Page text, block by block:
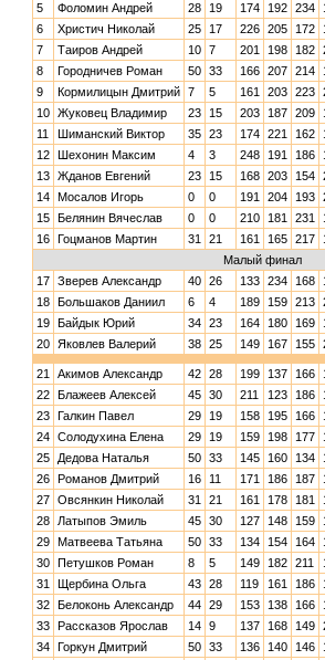
5
Фоломин Андрей 28 19 174 192 234
6
Христич Николай 25 17 226 205 172
7
Таиров Андрей 10 7 201 198 182
8
Городничев Роман 50 33 166 207 214
9
Кормилицын Дмитрий 7 5 161 203 223
10
Жуковец Владимир 23 15 203 187 209
11
Шиманский Виктор 35 23 174 221 162
12
Шехонин Максим 4 3 248 191 186
13
Жданов Евгений 23 15 168 203 154
14
Мосалов Игорь 0 0 191 204 193
15
Белянин Вячеслав 0 0 210 181 231
16
Гоцманов Мартин 31 21 161 165 217
Малый финал
17
Зверев Александр 40 26 133 234 168
18
Большаков Даниил 6 4 189 159 213
19
Байдык Юрий 34 23 164 180 169
20
Яковлев Валерий 38 25 149 167 155
21 Акимов Александр 42 28 199 137 166
22
Блажеев Алексей 45 30 211 123 186
23
Галкин Павел 29 19 158 195 166
24
Солодухина Елена 29 19 159 198 177
25
Дедова Наталья 50 33 145 160 134
26
Романов Дмитрий 16 11 171 186 187
27
Овсянкин Николай 31 21 161 178 181
28
Латыпов Эмиль 45 30 127 148 159
29
Матвеева Татьяна 50 33 134 154 164
30
Петушков Роман 8 5 149 182 211
31
Щербина Ольга 43 28 119 161 186
32
Белоконь Александр 44 29 153 138 166
33
Рассказов Ярослав 14 9 137 168 149
34
Горкун Дмитрий 50 33 136 140 146